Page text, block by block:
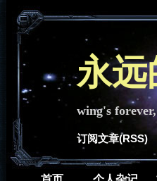
永
wing's
订阅文章(RSS)